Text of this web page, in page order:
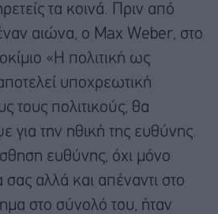
τα κοινά. Πριν από
αιώνα, ο Max Weber, στο
«Η πολιτική ως
υποχρεωτική
τους πολιτικούς, θα
για την ηθική της ευθύνης.
ευθύνης, όχι μόνο
αλλά και απέναντι στο
στο σύνολό του, ήταν